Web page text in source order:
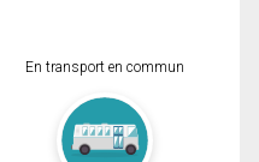
En transport en commun